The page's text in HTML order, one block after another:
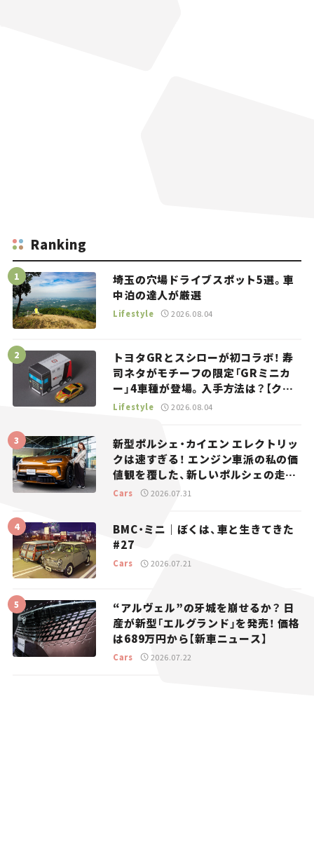
Ranking
埼玉の穴場ドライブスポット5選。車
中泊の達人が厳選
Lifestyle 2026.08.04
トヨタGRとスシローが初コラボ！ 寿
司ネタがモチーフの限定「GRミニカ
ー」4車種が登場。入手方法は？【クル
マとホビー】
Lifestyle 2026.08.04
新型ポルシェ・カイエン エレクトリッ
クは速すぎる！ エンジン車派の私の価
値観を覆した、新しいポルシェの走
り。
Cars 2026.07.31
BMC・ミニ｜ぼくは、車と生きてきた
#27
Cars 2026.07.21
“アルヴェル”の牙城を崩せるか？ 日
産が新型「エルグランド」を発売！ 価格
は689万円から【新車ニュース】
Cars 2026.07.22